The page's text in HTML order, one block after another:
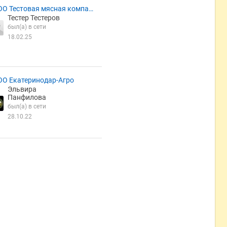
Тестовая мясная компан
Тестер Тестеров
был(а) в сети
18.02.25
Екатеринодар-Агро
Эльвира
Панфилова
был(а) в сети
28.10.22